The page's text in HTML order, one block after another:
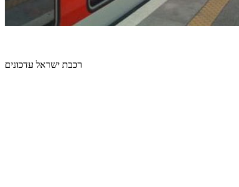
רכבת ישראל עדכונים